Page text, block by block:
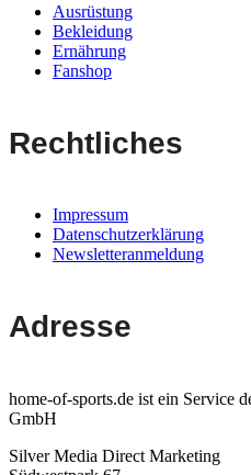
Ausrüstung
Bekleidung
Ernährung
Fanshop
Rechtliches
Impressum
Datenschutzerklärung
Newsletteranmeldung
Adresse
home-of-sports.de ist ein Service
GmbH
Silver Media Direct Marketing